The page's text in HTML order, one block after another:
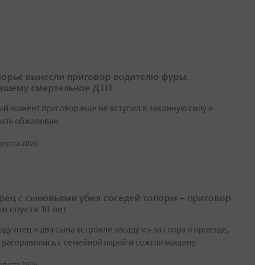
вынесли приговор водителю фуры,
смертельное ДТП
момент приговор еще не вступил в законную силу и
обжалован
2026
с сыновьями убил соседей топорм – приговор
спустя 10 лет
отец и два сына устроили засаду из‑за спора о проезде,
с семейной парой и сожгли машину